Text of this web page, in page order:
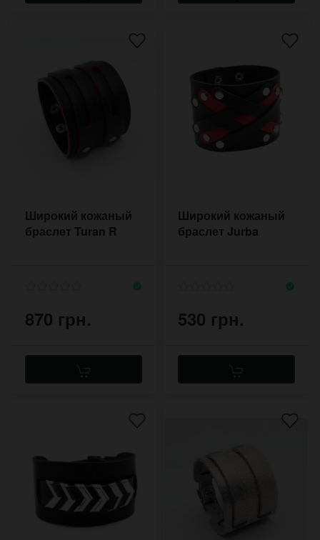
Широкий кожаный
браслет Turan R
870 грн.
Широкий кожаный
браслет Jurba
530 грн.